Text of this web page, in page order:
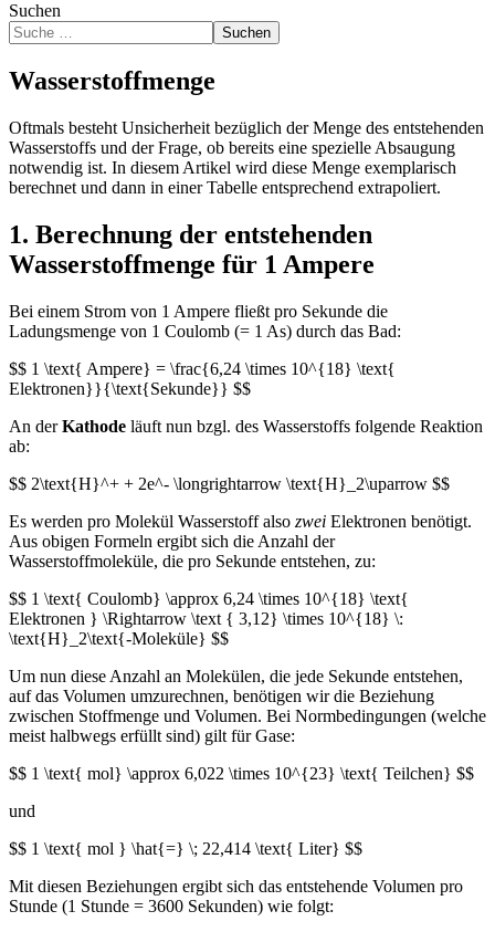
Suchen
Suchen
Wasserstoffmenge
Oftmals besteht Unsicherheit bezüglich der Menge des entstehenden
Wasserstoffs und der Frage, ob bereits eine spezielle Absaugung
notwendig ist. In diesem Artikel wird diese Menge exemplarisch
berechnet und dann in einer Tabelle entsprechend extrapoliert.
1. Berechnung der entstehenden
Wasserstoffmenge für 1 Ampere
Bei einem Strom von 1 Ampere fließt pro Sekunde die
Ladungsmenge von 1 Coulomb (= 1 As) durch das Bad:
$$ 1 \text{ Ampere} = \frac{6,24 \times 10^{18} \text{
Elektronen}}{\text{Sekunde}} $$
An derKathode läuft nun bzgl. des Wasserstoffs folgende Reaktion
ab:
$$ 2\text{H}^+ + 2e^- \longrightarrow \text{H}_2\uparrow $$
Es werden pro Molekül Wasserstoff also zwei Elektronen benötigt.
Aus obigen Formeln ergibt sich die Anzahl der
Wasserstoffmoleküle, die pro Sekunde entstehen, zu:
$$ 1 \text{ Coulomb} \approx 6,24 \times 10^{18} \text{
Elektronen } \Rightarrow \text { 3,12} \times 10^{18} \:
\text{H}_2\text{-Moleküle} $$
Um nun diese Anzahl an Molekülen, die jede Sekunde entstehen,
auf das Volumen umzurechnen, benötigen wir die Beziehung
zwischen Stoffmenge und Volumen. Bei Normbedingungen (welche
meist halbwegs erfüllt sind) gilt für Gase:
$$ 1 \text{ mol} \approx 6,022 \times 10^{23} \text{ Teilchen} $$
und
$$ 1 \text{ mol } \hat{=} \; 22,414 \text{ Liter} $$
Mit diesen Beziehungen ergibt sich das entstehende Volumen pro
Stunde (1 Stunde = 3600 Sekunden) wie folgt: